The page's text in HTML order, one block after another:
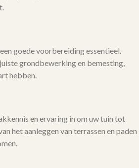
goede voorbereiding essentieel.
grondbewerking en bemesting,
hebben.
en ervaring in om uw tuin tot
het aanleggen van terrassen en paden